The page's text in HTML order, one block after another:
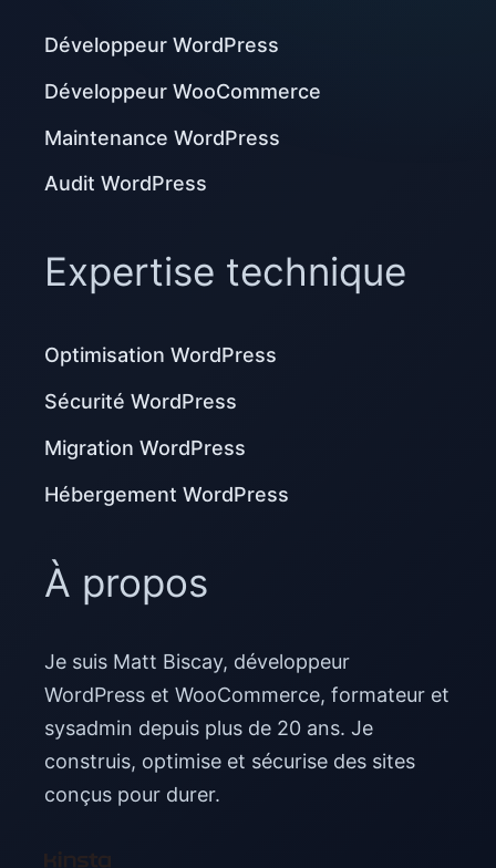
Développeur WordPress
Développeur WooCommerce
Maintenance WordPress
Audit WordPress
Expertise technique
Optimisation WordPress
Sécurité WordPress
Migration WordPress
Hébergement WordPress
À propos
Je suis Matt Biscay, développeur
WordPress et WooCommerce, formateur et
sysadmin depuis plus de 20 ans. Je
construis, optimise et sécurise des sites
conçus pour durer.